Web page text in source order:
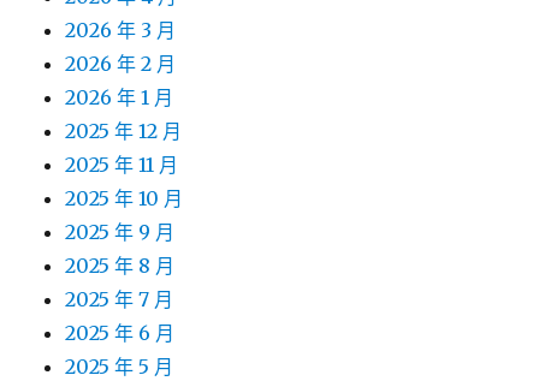
2026 年 3 月
2026 年 2 月
2026 年 1 月
2025 年 12 月
2025 年 11 月
2025 年 10 月
2025 年 9 月
2025 年 8 月
2025 年 7 月
2025 年 6 月
2025 年 5 月